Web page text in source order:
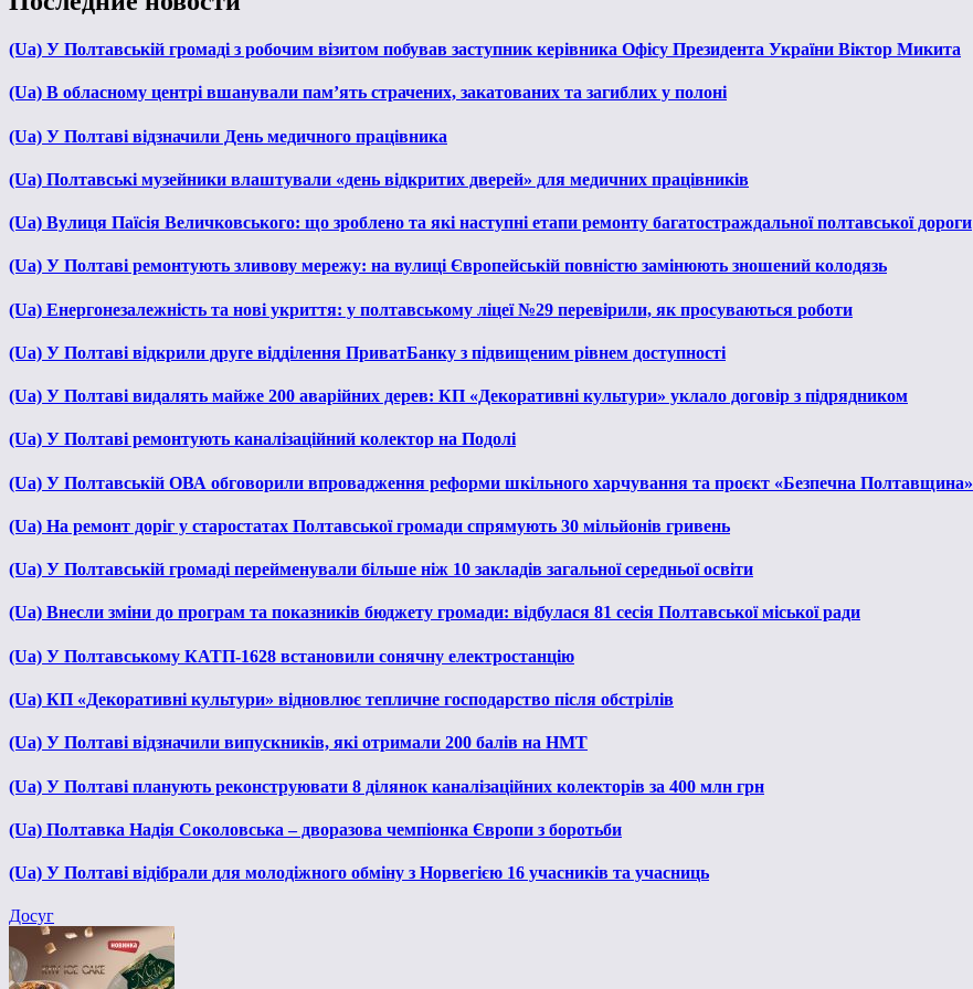
(Ua) У Полтавській громаді з робочим візитом побував заступник керівника Офісу Президента України Віктор Микита
(Ua) В обласному центрі вшанували пам’ять страчених, закатованих та загиблих у полоні
(Ua) У Полтаві відзначили День медичного працівника
(Ua) Полтавські музейники влаштували «день відкритих дверей» для медичних працівників
(Ua) Вулиця Паїсія Величковського: що зроблено та які наступні етапи ремонту багатостраждальної полтавської дороги
(Ua) У Полтаві ремонтують зливову мережу: на вулиці Європейській повністю замінюють зношений колодязь
(Ua) Енергонезалежність та нові укриття: у полтавському ліцеї №29 перевірили, як просуваються роботи
(Ua) У Полтаві відкрили друге відділення ПриватБанку з підвищеним рівнем доступності
(Ua) У Полтаві видалять майже 200 аварійних дерев: КП «Декоративні культури» уклало договір з підрядником
(Ua) У Полтаві ремонтують каналізаційний колектор на Подолі
(Ua) У Полтавській ОВА обговорили впровадження реформи шкільного харчування та проєкт «Безпечна Полтавщина»
(Ua) На ремонт доріг у старостатах Полтавської громади спрямують 30 мільйонів гривень
(Ua) У Полтавській громаді перейменували більше ніж 10 закладів загальної середньої освіти
(Ua) Внесли зміни до програм та показників бюджету громади: відбулася 81 сесія Полтавської міської ради
(Ua) У Полтавському КАТП-1628 встановили сонячну електростанцію
(Ua) КП «Декоративні культури» відновлює тепличне господарство після обстрілів
(Ua) У Полтаві відзначили випускників, які отримали 200 балів на НМТ
(Ua) У Полтаві планують реконструювати 8 ділянок каналізаційних колекторів за 400 млн грн
(Ua) Полтавка Надія Соколовська – дворазова чемпіонка Європи з боротьби
(Ua) У Полтаві відібрали для молодіжного обміну з Норвегією 16 учасників та учасниць
Досуг